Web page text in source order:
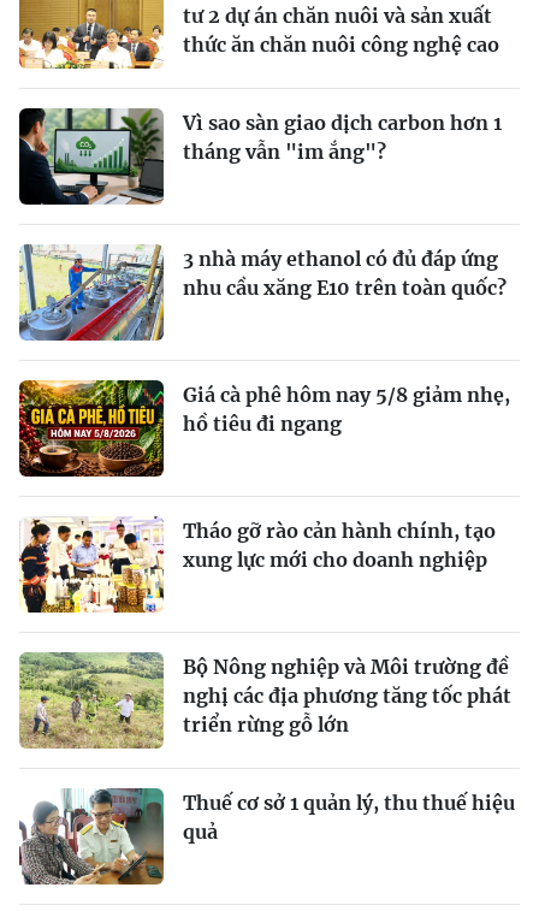
tư 2 dự án chăn nuôi và sản xuất
thức ăn chăn nuôi công nghệ cao
Vì sao sàn giao dịch carbon hơn 1
tháng vẫn "im ắng"?
3 nhà máy ethanol có đủ đáp ứng
nhu cầu xăng E10 trên toàn quốc?
Giá cà phê hôm nay 5/8 giảm nhẹ,
hồ tiêu đi ngang
Tháo gỡ rào cản hành chính, tạo
xung lực mới cho doanh nghiệp
Bộ Nông nghiệp và Môi trường đề
nghị các địa phương tăng tốc phát
triển rừng gỗ lớn
Thuế cơ sở 1 quản lý, thu thuế hiệu
quả